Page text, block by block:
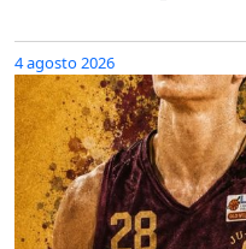
4 agosto 2026